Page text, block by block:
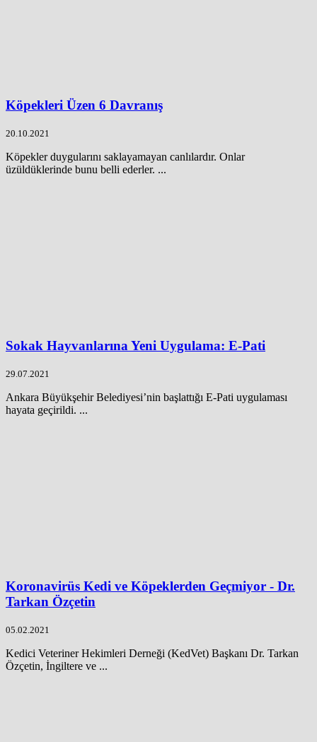
Köpekleri Üzen 6 Davranış
20.10.2021
Köpekler duygularını saklayamayan canlılardır. Onlar
üzüldüklerinde bunu belli ederler. ...
Sokak Hayvanlarına Yeni Uygulama: E-Pati
29.07.2021
Ankara Büyükşehir Belediyesi’nin başlattığı E-Pati uygulaması
hayata geçirildi. ...
Koronavirüs Kedi ve Köpeklerden Geçmiyor - Dr.
Tarkan Özçetin
05.02.2021
Kedici Veteriner Hekimleri Derneği (KedVet) Başkanı Dr. Tarkan
Özçetin, İngiltere ve ...